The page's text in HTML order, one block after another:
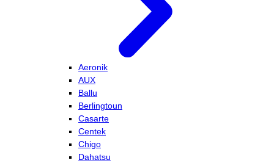
Aeronik
AUX
Ballu
Berlingtoun
Casarte
Centek
Chigo
Dahatsu